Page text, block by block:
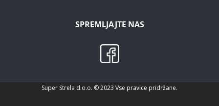
SPREMLJAJTE NAS
Super Strela d.o.o. © 2023 Vse pravice pridržane.